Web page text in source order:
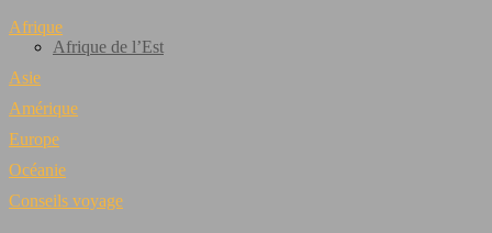
Afrique
Afrique de l’Est
Asie
Amérique
Europe
Océanie
Conseils voyage